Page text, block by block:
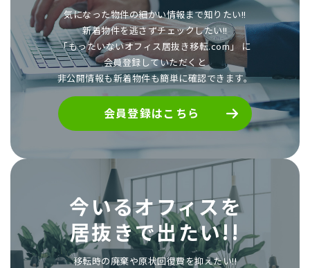
気になった物件の細かい情報まで知りたい!!
新着物件を逃さずチェックしたい!!
「もったいないオフィス居抜き移転.com」 に
会員登録していただくと
非公開情報も新着物件も簡単に確認できます。
会員登録はこちら
今いるオフィスを
居抜きで出たい!!
移転時の廃棄や原状回復費を抑えたい!!